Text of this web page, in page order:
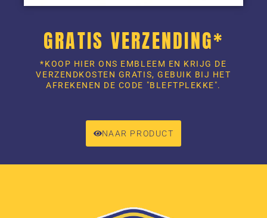
GRATIS VERZENDING*
*KOOP HIER ONS EMBLEEM EN KRIJG DE
VERZENDKOSTEN GRATIS, GEBUIK BIJ HET
AFREKENEN DE CODE "BLEFTPLEKKE".
NAAR PRODUCT